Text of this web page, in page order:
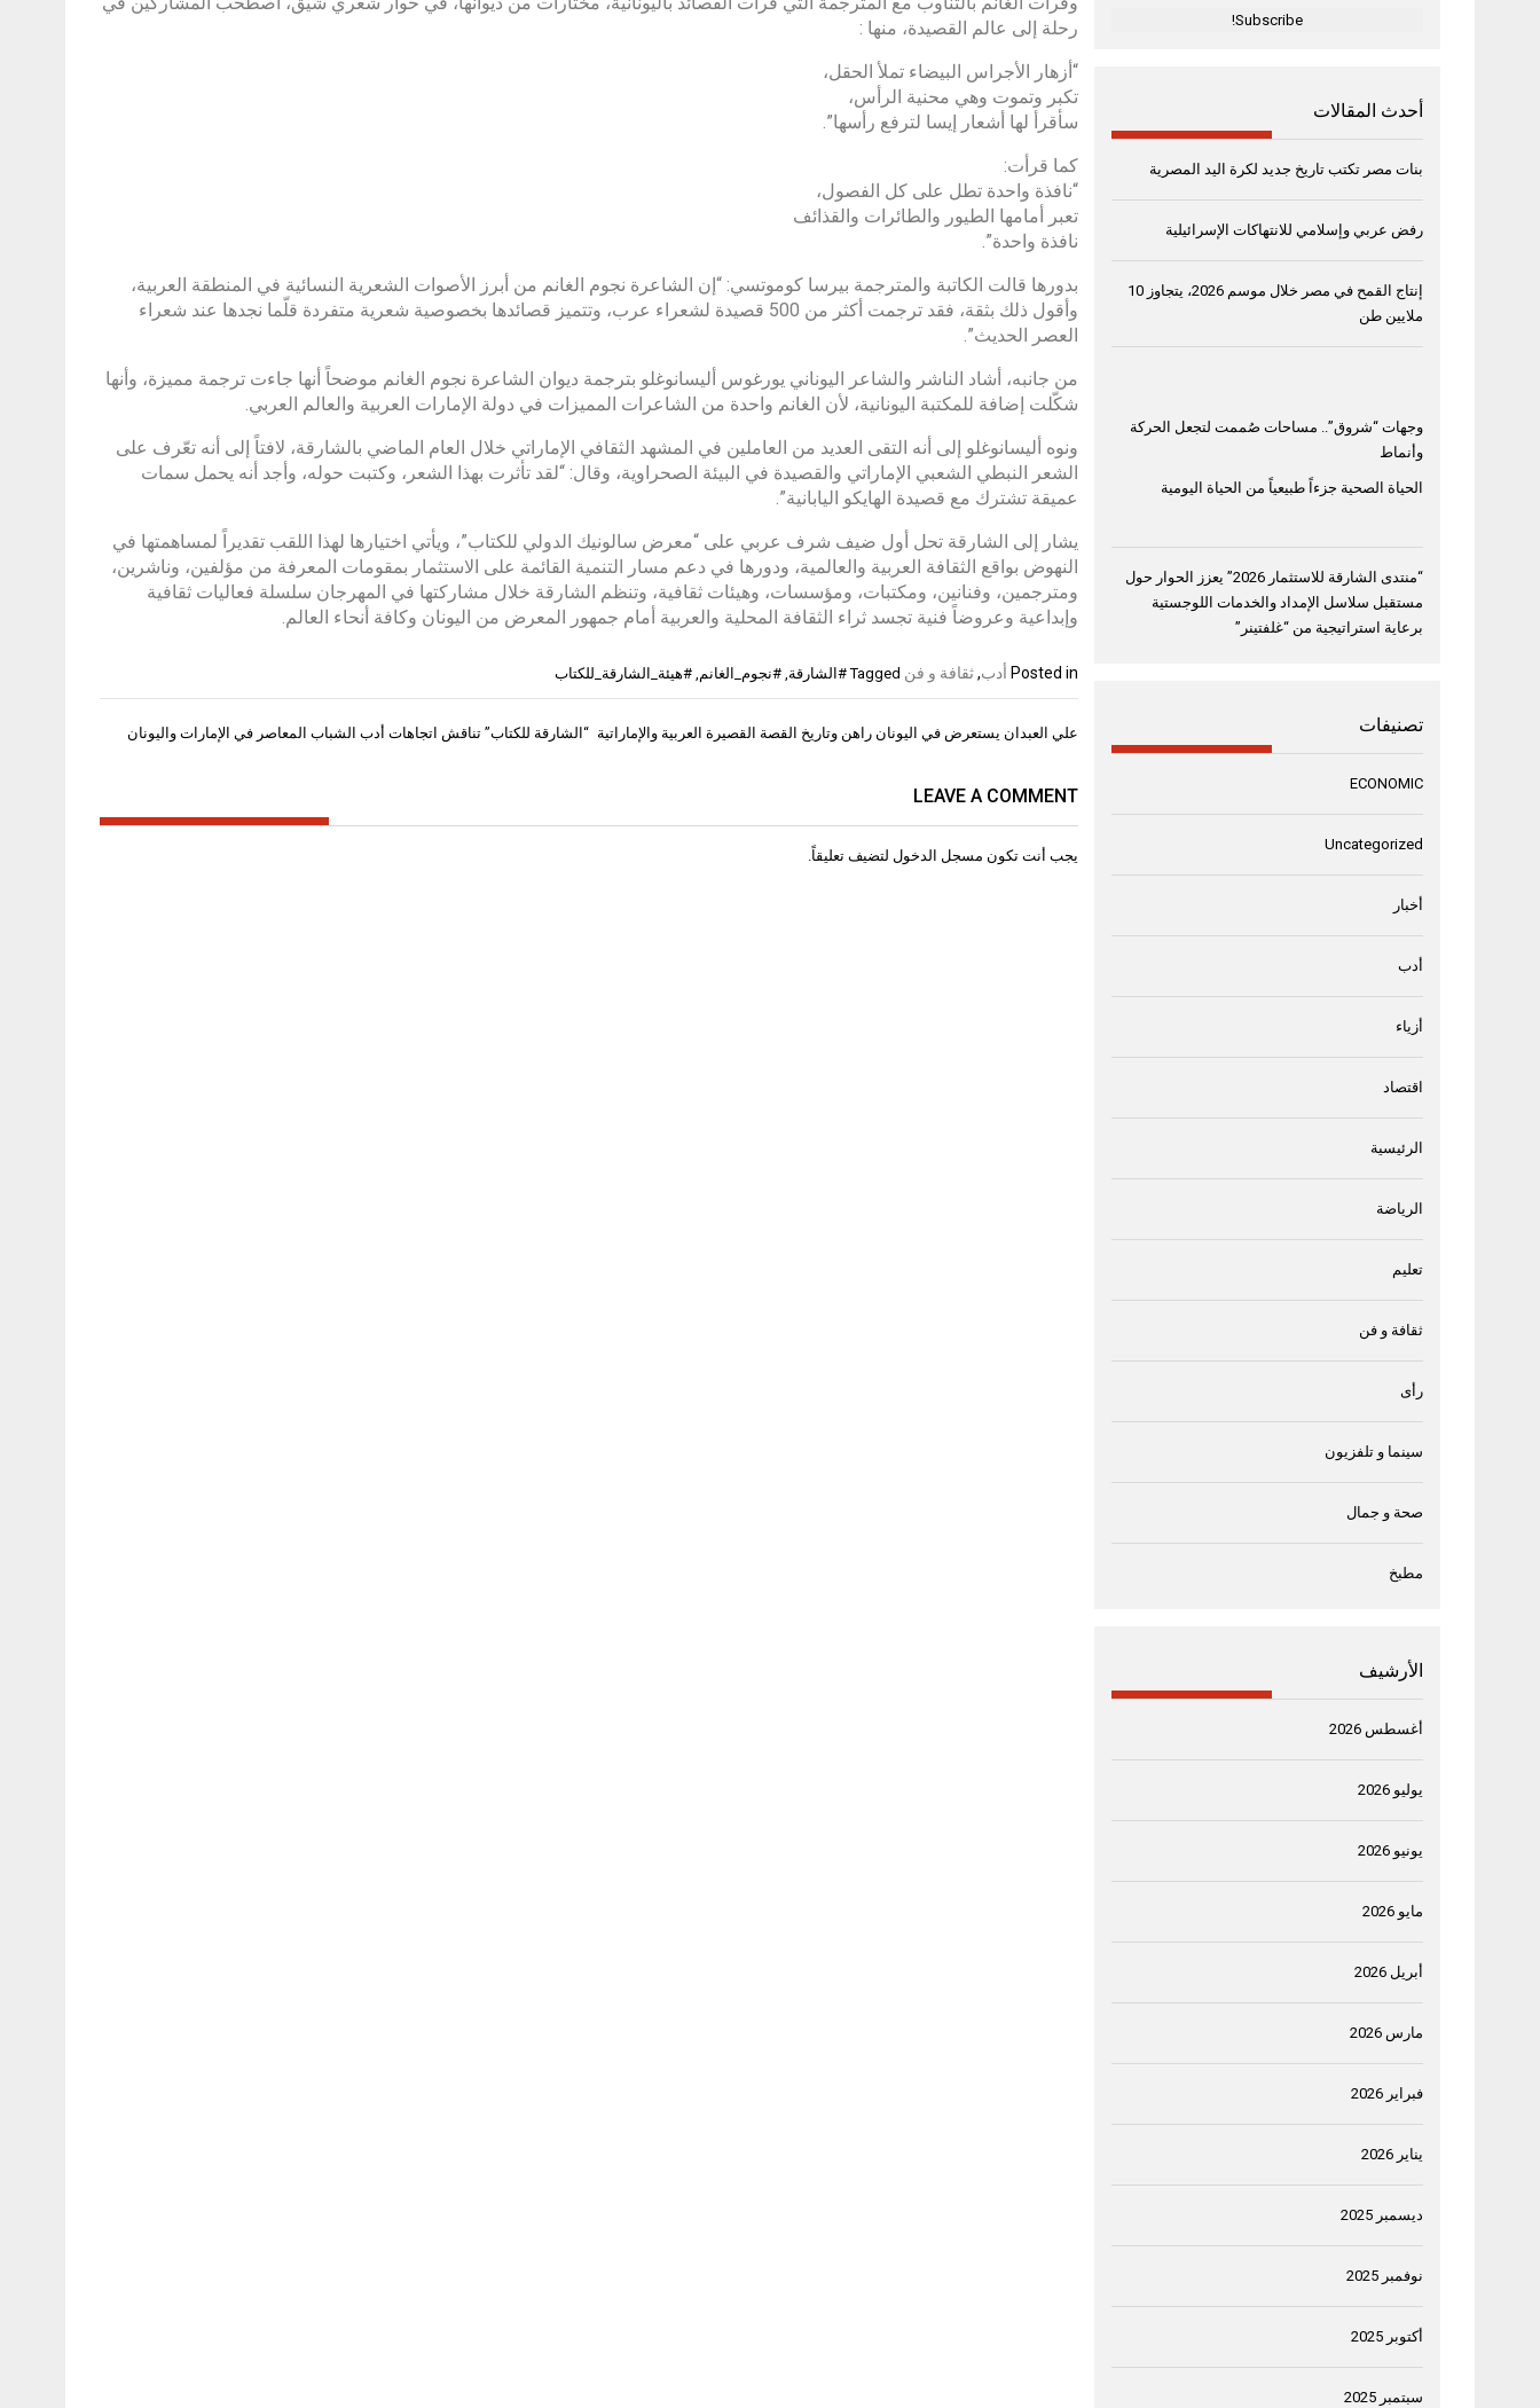
رحلة إلى عالم القصيدة، منها :
“أزهار الأجراس البيضاء تملأ الحقل،
تكبر وتموت وهي محنية الرأس،
سأقرأ لها أشعار إيسا لترفع رأسها”.
كما قرأت:
“نافذة واحدة تطل على كل الفصول،
تعبر أمامها الطيور والطائرات والقذائف
نافذة واحدة”.
بدورها قالت الكاتبة والمترجمة بيرسا كوموتسي: “إن الشاعرة نجوم الغانم من أبرز الأصوات الشعرية النسائية في المنطقة العربية،
وأقول ذلك بثقة، فقد ترجمت أكثر من 500 قصيدة لشعراء عرب، وتتميز قصائدها بخصوصية شعرية متفردة قلّما نجدها عند شعراء
العصر الحديث”.
من جانبه، أشاد الناشر والشاعر اليوناني يورغوس أليسانوغلو بترجمة ديوان الشاعرة نجوم الغانم موضحاً أنها جاءت ترجمة مميزة، وأنها
شكّلت إضافة للمكتبة اليونانية، لأن الغانم واحدة من الشاعرات المميزات في دولة الإمارات العربية والعالم العربي.
ونوه أليسانوغلو إلى أنه التقى العديد من العاملين في المشهد الثقافي الإماراتي خلال العام الماضي بالشارقة، لافتاً إلى أنه تعّرف على
الشعر النبطي الشعبي الإماراتي والقصيدة في البيئة الصحراوية، وقال: “لقد تأثرت بهذا الشعر، وكتبت حوله، وأجد أنه يحمل سمات
عميقة تشترك مع قصيدة الهايكو اليابانية”.
يشار إلى الشارقة تحل أول ضيف شرف عربي على “معرض سالونيك الدولي للكتاب”، ويأتي اختيارها لهذا اللقب تقديراً لمساهمتها في
النهوض بواقع الثقافة العربية والعالمية، ودورها في دعم مسار التنمية القائمة على الاستثمار بمقومات المعرفة من مؤلفين، وناشرين،
ومترجمين، وفنانين، ومكتبات، ومؤسسات، وهيئات ثقافية، وتنظم الشارقة خلال مشاركتها في المهرجان سلسلة فعاليات ثقافية
وإبداعية وعروضاً فنية تجسد ثراء الثقافة المحلية والعربية أمام جمهور المعرض من اليونان وكافة أنحاء العالم.
Posted in أدب,ثقافة و فن Tagged #الشارقة #نجوم_الغانم #هيئة_الشارقة_للكتاب
تصفّح
“الشارقة للكتاب” تناقش اتجاهات أدب الشباب المعاصر في الإمارات واليونان علي العبدان يستعرض في اليونان راهن وتاريخ القصة القصيرة العربية والإماراتية
LEAVE A COMMENT
يجب أنت تكون مسجل الدخول لتضيف تعليقاً.
أحدث المقالات
بنات مصر تكتب تاريخ جديد لكرة اليد المصرية
رفض عربي وإسلامي للانتهاكات الإسرائيلية
إنتاج القمح في مصر خلال موسم 2026، يتجاوز 10
ملايين طن
وجهات “شروق”.. مساحات صُممت لتجعل الحركة
وأنماط
الحياة الصحية جزءاً طبيعياً من الحياة اليومية
“منتدى الشارقة للاستثمار 2026” يعزز الحوار حول
مستقبل سلاسل الإمداد والخدمات اللوجستية
برعاية استراتيجية من “غلفتينر”
تصنيفات
ECONOMIC
Uncategorized
أخبار
أدب
أزياء
اقتصاد
الرئيسية
الرياضة
تعليم
ثقافة و فن
رأى
سينما و تلفزيون
صحة و جمال
مطبخ
الأرشيف
أغسطس 2026
يوليو 2026
يونيو 2026
مايو 2026
أبريل 2026
مارس 2026
فبراير 2026
يناير 2026
ديسمبر 2025
نوفمبر 2025
أكتوبر 2025
سبتمبر 2025